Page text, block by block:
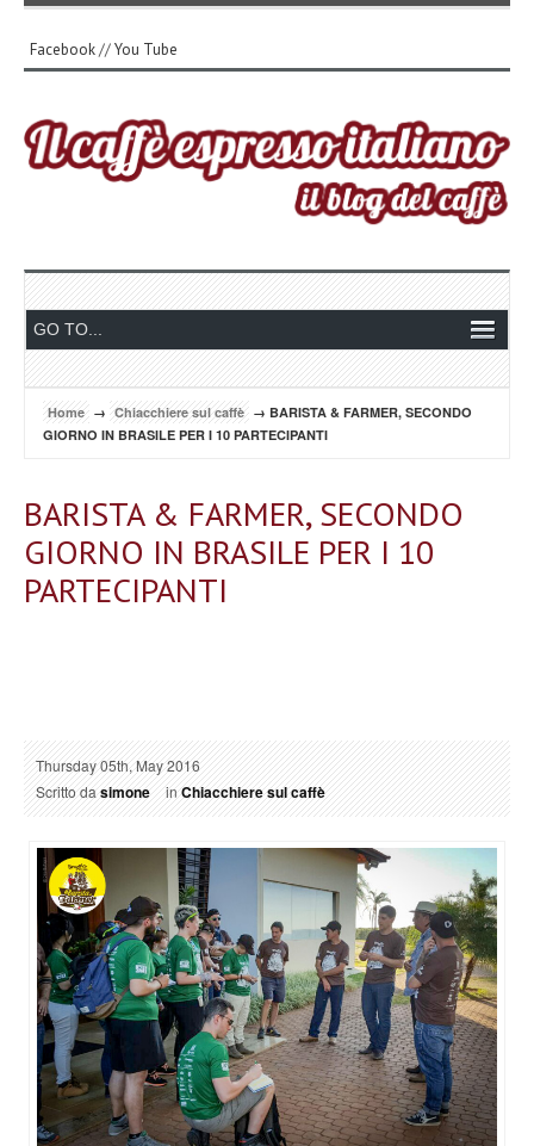
Facebook//You Tube
Home → Chiacchiere sul caffè → BARISTA & FARMER, SECONDO
GIORNO IN BRASILE PER I 10 PARTECIPANTI
BARISTA & FARMER, SECONDO
GIORNO IN BRASILE PER I 10
PARTECIPANTI
Thursday 05th, May 2016
Scritto dasimone inChiacchiere sul caffè